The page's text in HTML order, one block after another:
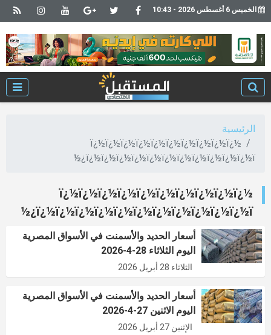
الخميس 6 أغسطس 2026 - 10:43
الرئيسية
ï¿½ï¿½ï¿½ï¿½ï¿½ï¿½ï¿½ï¿½ï¿½ï¿½
ï¿½ï¿½ï¿½ï¿½ï¿½ï¿½ï¿½ï¿½ï¿½ï¿½ï¿½ï¿½
ï¿½ï¿½ï¿½ï¿½ï¿½ï¿½ï¿½ï¿½ï¿½ï¿½
ï¿½ï¿½ï¿½ï¿½ï¿½ï¿½ï¿½ï¿½ï¿½ï¿½ï¿½ï¿½
أسعار الحديد والأسمنت في الأسواق المصرية
اليوم الثلاثاء 28-4-2026
الثلاثاء 28 أبريل 2026
أسعار الحديد والأسمنت في الأسواق المصرية
اليوم الاثنين 27-4-2026
الإثنين 27 أبريل 2026